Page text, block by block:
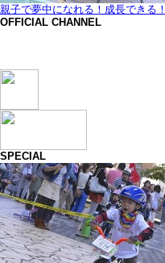
親子で夢中になれる！成長できる
OFFICIAL CHANNEL
SPECIAL